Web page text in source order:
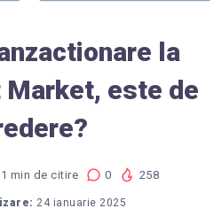
la
Market, este de
1 min de citire 0 258
24 ianuarie 2025